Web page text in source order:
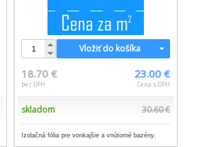
Vložiť do košíka
18.70 €
bez DPH
23.00 €
Cena s DPH
skladom 30.60 €
Izolačná fólia pre vonkajšie a vnútorné bazény.